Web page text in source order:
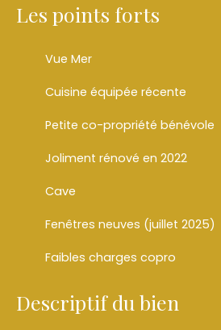
Les points forts
Vue Mer
Cuisine équipée récente
Petite co-propriété bénévole
Joliment rénové en 2022
Cave
Fenêtres neuves (juillet 2025)
Faibles charges copro
Descriptif du bien